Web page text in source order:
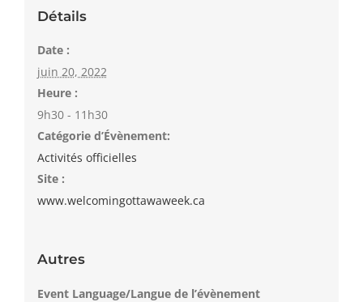
Détails
Date :
juin 20, 2022
Heure :
9h30 - 11h30
Catégorie d’Évènement:
Activités officielles
Site :
www.welcomingottawaweek.ca
Autres
Event Language/Langue de l’évènement